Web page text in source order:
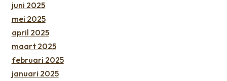
juni 2025
mei 2025
april 2025
maart 2025
februari 2025
januari 2025